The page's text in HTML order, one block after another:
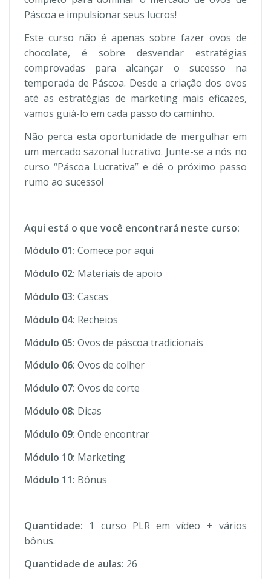
Páscoa e impulsionar seus lucros!
Este curso não é apenas sobre fazer ovos de
chocolate, é sobre desvendar estratégias
comprovadas para alcançar o sucesso na
temporada de Páscoa. Desde a criação dos ovos
até as estratégias de marketing mais eficazes,
vamos guiá-lo em cada passo do caminho.
Não perca esta oportunidade de mergulhar em
um mercado sazonal lucrativo. Junte-se a nós no
curso “Páscoa Lucrativa” e dê o próximo passo
rumo ao sucesso!
Aqui está o que você encontrará neste curso:
Módulo 01: Comece por aqui
Módulo 02: Materiais de apoio
Módulo 03: Cascas
Módulo 04: Recheios
Módulo 05: Ovos de páscoa tradicionais
Módulo 06: Ovos de colher
Módulo 07: Ovos de corte
Módulo 08: Dicas
Módulo 09: Onde encontrar
Módulo 10: Marketing
Módulo 11: Bônus
Quantidade: 1 curso PLR em vídeo + vários
bônus.
Quantidade de aulas: 26